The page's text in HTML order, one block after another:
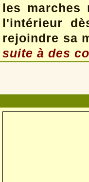
les marches
l'intérieur
rejoindre sa
suite à des